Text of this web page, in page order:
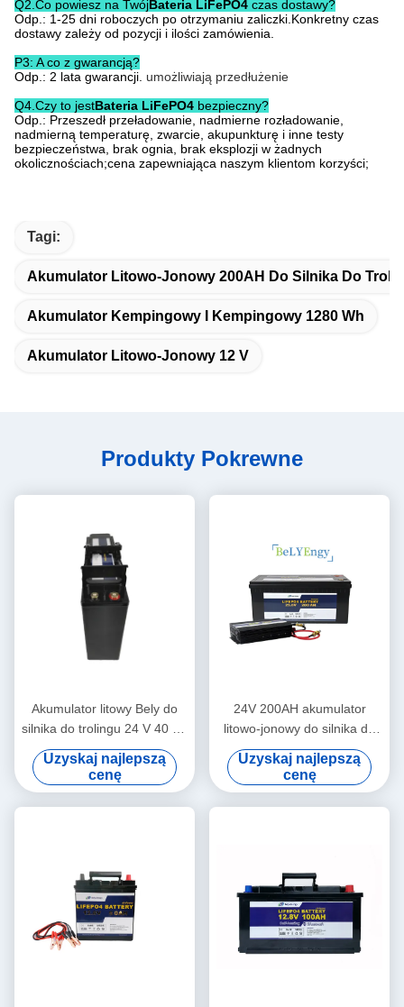
Q2.Co powiesz na TwójBateria LiFePO4 czas dostawy?
Odp.: 1-25 dni roboczych po otrzymaniu zaliczki.Konkretny czas
dostawy zależy od pozycji i ilości zamówienia.
P3: A co z gwarancją?
Odp.: 2 lata gwarancji. umożliwiają przedłużenie
Q4.Czy to jestBateria LiFePO4 bezpieczny?
Odp.: Przeszedł przeładowanie, nadmierne rozładowanie,
nadmierną temperaturę, zwarcie, akupunkturę i inne testy
bezpieczeństwa, brak ognia, brak eksplozji w żadnych
okolicznościach;cena zapewniająca naszym klientom korzyści;
Tagi:
Akumulator Litowo-Jonowy 200AH Do Silnika Do
Akumulator Kempingowy I Kempingowy 1280 Wh
Akumulator Litowo-Jonowy 12 V
Produkty Pokrewne
Akumulator litowy Bely do
silnika do trolingu 24 V 40 Ah
Powerwall do systemu
rezerwowego
Uzyskaj najlepszą
cenę
24V 200AH akumulator
litowo-jonowy do silnika do
trolingu do układu
słonecznego
Uzyskaj najlepszą
cenę